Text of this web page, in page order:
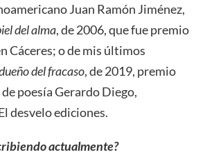
Juan Ramón Jiménez,
del alma, de 2006, que fue premio
Cáceres; o de mis últimos
del fracaso, de 2019, premio
poesía Gerardo Diego,
desvelo ediciones.
actualmente?